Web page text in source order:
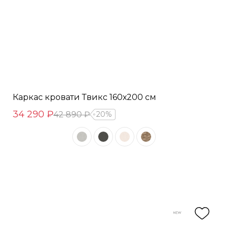
Каркас кровати Твикс 160х200 см
34 290 ₽42 890 ₽ 20%